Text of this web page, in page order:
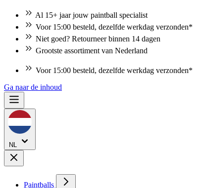
Al 15+ jaar jouw paintball specialist
Voor 15:00 besteld, dezelfde werkdag verzonden*
Niet goed? Retourneer binnen 14 dagen
Grootste assortiment van Nederland
Voor 15:00 besteld, dezelfde werkdag verzonden*
Ga naar de inhoud
NL
Paintballs